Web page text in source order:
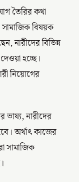
তৈরির কথা
বিষয়ক
নারীদের বিভিন্ন
হচ্ছে।
নিয়োগের
নারীদের
অর্থাৎ কাজের
সামাজিক